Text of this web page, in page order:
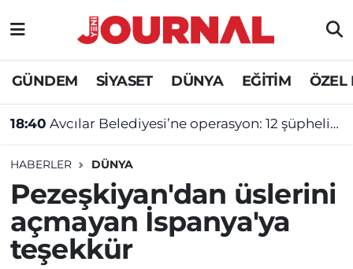
GÜNDEM SİYASET DÜNYA EĞİTİM ÖZEL
18:40 Avcılar Belediyesi’ne operasyon: 12 şüpheliye tutuklama talebi
HABERLER DÜNYA
Pezeşkiyan'dan üslerini
açmayan İspanya'ya
teşekkür
GÜNDEM
SİYASET
DÜNYA
EĞİTİM
ÖZEL HABER
Nöbetçi Eczaneler
Hava Durumu
Süper Lig Puan Durumu ve Fikstür
Tüm Manşetler
Son Dakika Haberleri